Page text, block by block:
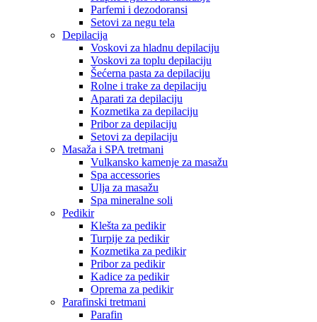
Parfemi i dezodoransi
Setovi za negu tela
Depilacija
Voskovi za hladnu depilaciju
Voskovi za toplu depilaciju
Šećerna pasta za depilaciju
Rolne i trake za depilaciju
Aparati za depilaciju
Kozmetika za depilaciju
Pribor za depilaciju
Setovi za depilaciju
Masaža i SPA tretmani
Vulkansko kamenje za masažu
Spa accessories
Ulja za masažu
Spa mineralne soli
Pedikir
Klešta za pedikir
Turpije za pedikir
Kozmetika za pedikir
Pribor za pedikir
Kadice za pedikir
Oprema za pedikir
Parafinski tretmani
Parafin